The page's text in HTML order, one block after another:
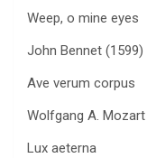
Weep, o mine eyes
John Bennet (1599)
Ave verum corpus
Wolfgang A.
Lux aeterna